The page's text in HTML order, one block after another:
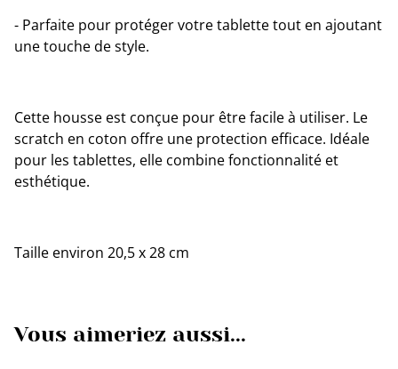
- Parfaite pour protéger votre tablette tout en ajoutant
une touche de style.
Cette housse est conçue pour être facile à utiliser. Le
scratch en coton offre une protection efficace. Idéale
pour les tablettes, elle combine fonctionnalité et
esthétique.
Taille environ 20,5 x 28 cm
Vous aimeriez aussi...